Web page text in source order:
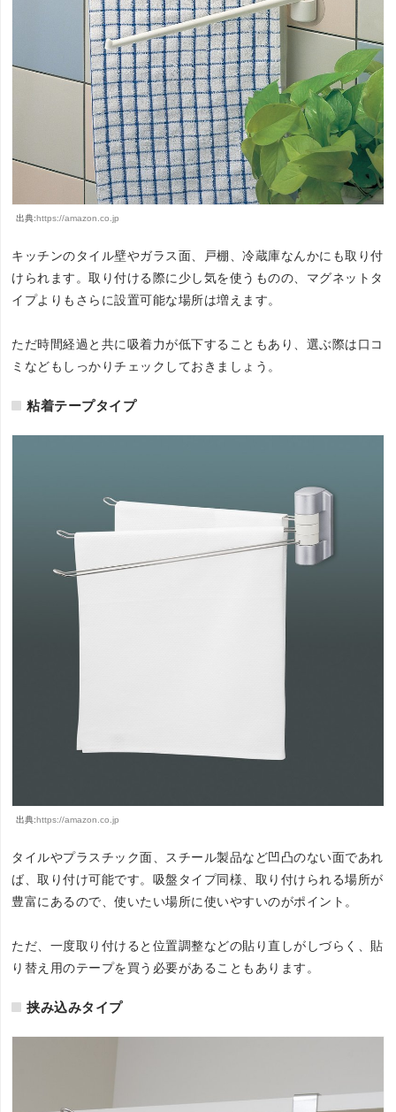
出典:https://amazon.co.jp
キッチンのタイル壁やガラス面、戸棚、冷蔵庫なんかにも取り付
けられます。取り付ける際に少し気を使うものの、マグネットタ
イプよりもさらに設置可能な場所は増えます。
ただ時間経過と共に吸着力が低下することもあり、選ぶ際は口コ
ミなどもしっかりチェックしておきましょう。
粘着テープタイプ
出典:https://amazon.co.jp
タイルやプラスチック面、スチール製品など凹凸のない面であれ
ば、取り付け可能です。吸盤タイプ同様、取り付けられる場所が
豊富にあるので、使いたい場所に使いやすいのがポイント。
ただ、一度取り付けると位置調整などの貼り直しがしづらく、貼
り替え用のテープを買う必要があることもあります。
挟み込みタイプ